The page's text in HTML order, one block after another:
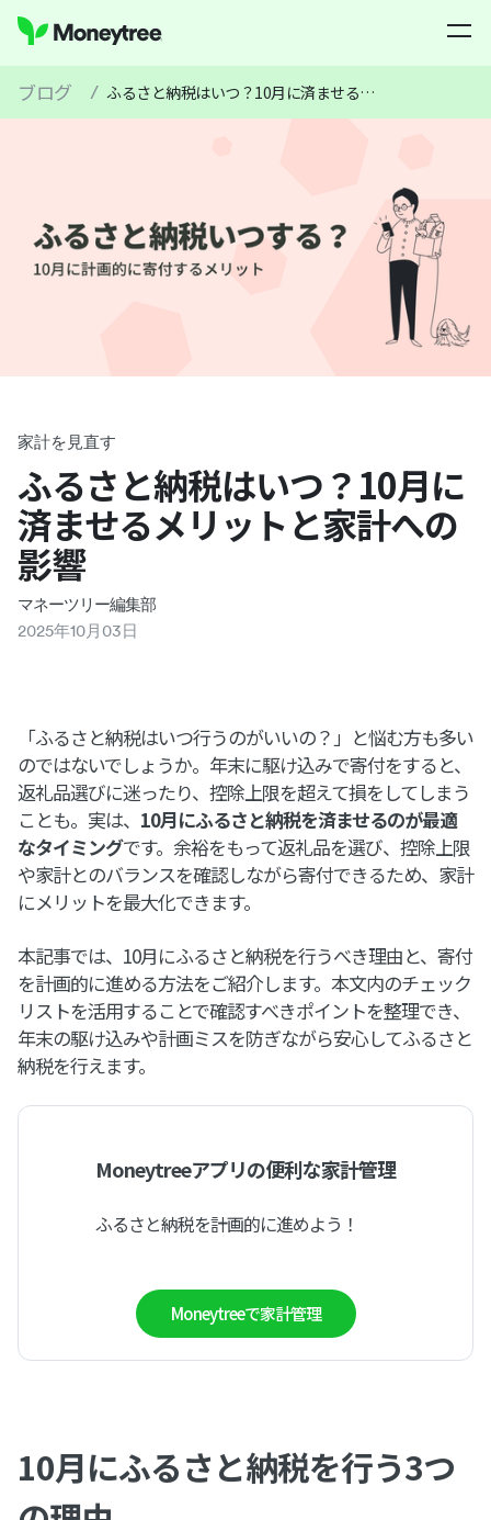
ブログ / ふるさと納税はいつ？10月に済ませるメリットと家計への影響
家計を見直す
ふるさと納税はいつ？10月に
済ませるメリットと家計への
影響
マネーツリー編集部
2025年10月 03日
「ふるさと納税はいつ行うのがいいの？」と悩む方も多い
のではないでしょうか。年末に駆け込みで寄付をすると、
返礼品選びに迷ったり、控除上限を超えて損をしてしまう
ことも。実は、 10月にふるさと納税を済ませるのが最適
なタイミングです。余裕をもって返礼品を選び、控除上限
や家計とのバランスを確認しながら寄付できるため、家計
にメリットを最大化できます。
本記事では、10月にふるさと納税を行うべき理由と、寄付
を計画的に進める方法をご紹介します。本文内のチェック
リストを活用することで確認すべきポイントを整理でき、
年末の駆け込みや計画ミスを防ぎながら安心してふるさと
納税を行えます。
Moneytreeアプリの便利な家計管理
ふるさと納税を計画的に進めよう！
Moneytreeで家計管理
10月にふるさと納税を行う3つ